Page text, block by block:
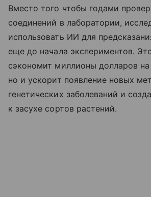
Вместо того чтобы годами
соединений в лаборатории,
использовать ИИ для
еще до начала экспериментов.
сэкономит миллионы долларов на
но и ускорит появление новых
генетических заболеваний и
к засухе сортов растений.